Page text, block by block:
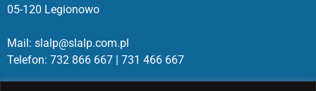
05-120 Legionowo
Mail: slalp@slalp.com.pl
Telefon: 732 866 667 | 731 466 667